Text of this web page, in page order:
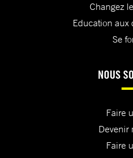
Changez
Education aux
Se
NOUS
Faire
Devenir
Faire